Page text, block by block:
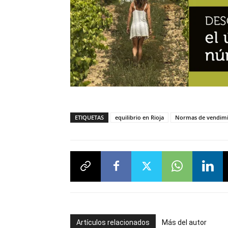
ETIQUETAS equilibrio en Rioja Normas de
Artículos relacionados Más del autor